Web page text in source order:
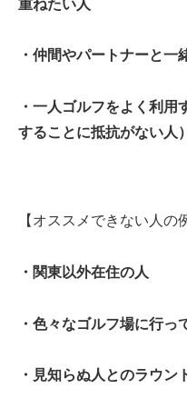
重ねたい人
・仲間やパートナーと一
・一人ゴルフをよく利
することに抵抗がない人）
【オススメできない人の
・関東以外在住の人
・色々なゴルフ場に行っ
・見知らぬ人とのラウン